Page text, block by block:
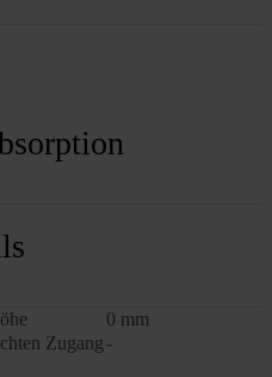
0 mm
Zugang -